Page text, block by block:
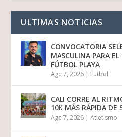
ULTIMAS NOTICIAS
CONVOCATORIA
MASCULINA PARA
FÚTBOL PLAYA
Ago 7, 2026 | Futbol
CALI CORRE AL
10K MÁS RÁPIDA DE
Ago 7, 2026 |Atletismo